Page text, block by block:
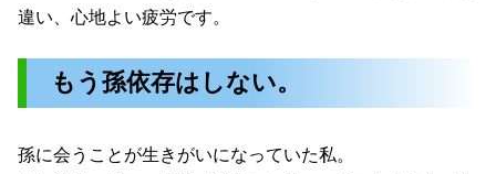
違い、心地よい疲労です。
もう孫依存はしない。
孫に会うことが生きがいになっていた私。